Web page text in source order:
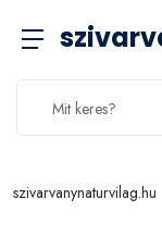
szivarvanynaturvilag.hu